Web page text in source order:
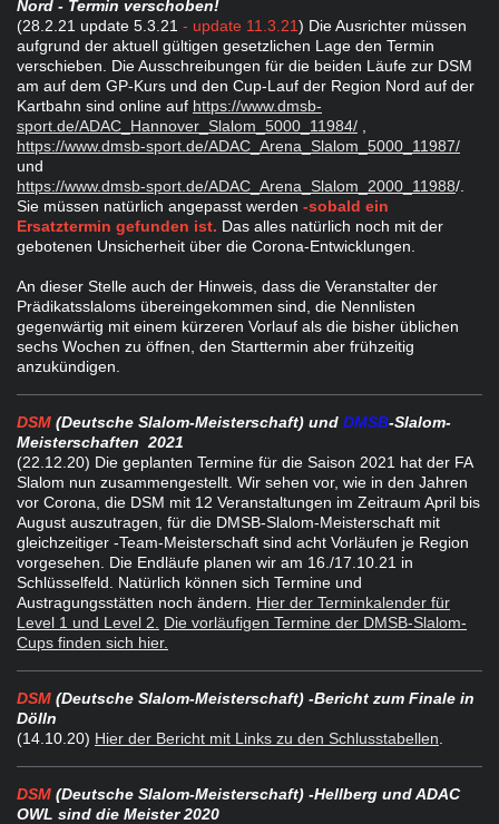
Nord - Termin verschoben!
(28.2.21 update 5.3.21 - update 11.3.21) Die Ausrichter müssen
aufgrund der aktuell gültigen gesetzlichen Lage den Termin
verschieben. Die Ausschreibungen für die beiden Läufe zur DSM
am auf dem GP-Kurs und den Cup-Lauf der Region Nord auf der
Kartbahn sind online auf https://www.dmsb-
sport.de/ADAC_Hannover_Slalom_5000_11984/
https://www.dmsb-sport.de/ADAC_Arena_Slalom_5000_11987/
und
https://www.dmsb-sport.de/ADAC_Arena_Slalom_2000_11988/.
Sie müssen natürlich angepasst werden -sobald ein
Ersatztermin gefunden ist. Das alles natürlich noch mit der
gebotenen Unsicherheit über die Corona-Entwicklungen.
An dieser Stelle auch der Hinweis, dass die Veranstalter der
Prädikatsslaloms übereingekommen sind, die Nennlisten
gegenwärtig mit einem kürzeren Vorlauf als die bisher üblichen
sechs Wochen zu öffnen, den Starttermin aber frühzeitig
anzukündigen.
DSM (Deutsche Slalom-Meisterschaft) und DMSB-Slalom-
Meisterschaften 2021
(22.12.20) Die geplanten Termine für die Saison 2021 hat der FA
Slalom nun zusammengestellt. Wir sehen vor, wie in den Jahren
vor Corona, die DSM mit 12 Veranstaltungen im Zeitraum April bis
August auszutragen, für die DMSB-Slalom-Meisterschaft mit
gleichzeitiger -Team-Meisterschaft sind acht Vorläufen je Region
vorgesehen. Die Endläufe planen wir am 16./17.10.21 in
Schlüsselfeld. Natürlich können sich Termine und
Austragungsstätten noch ändern. Hier der Terminkalender für
Level 1 und Level 2.
Die vorläufigen Termine der DMSB-Slalom-
Cups finden sich hier.
DSM (Deutsche Slalom-Meisterschaft) -Bericht zum Finale in
Dölln
(14.10.20) Hier der Bericht mit Links zu den Schlusstabellen
DSM (Deutsche Slalom-Meisterschaft) -Hellberg und ADAC
OWL sind die Meister 2020